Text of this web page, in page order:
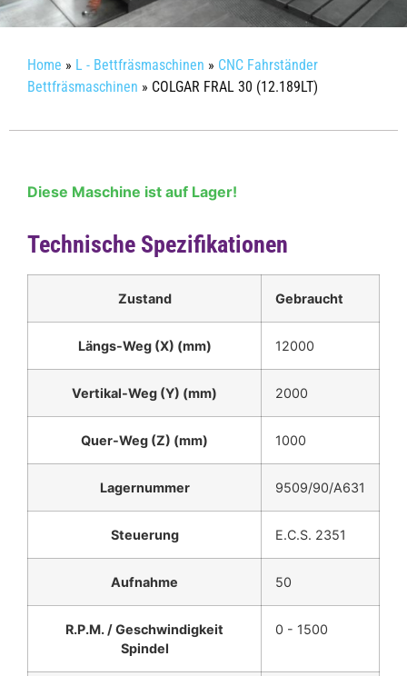
Home » L - Bettfräsmaschinen » CNC Fahrständer
Bettfräsmaschinen » COLGAR FRAL 30 (12.189LT)
Diese Maschine ist auf Lager!
Technische Spezifikationen
Zustand Gebraucht
Längs-Weg (X) (mm) 12000
Vertikal-Weg (Y) (mm) 2000
Quer-Weg (Z) (mm) 1000
Lagernummer 9509/90/A631
Steuerung E.C.S. 2351
Aufnahme 50
R.P.M. / Geschwindigkeit
Spindel
0 - 1500